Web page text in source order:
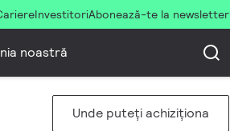
InvestitoriAbonează-te la newsletter
noastră
Unde puteți achiziționa